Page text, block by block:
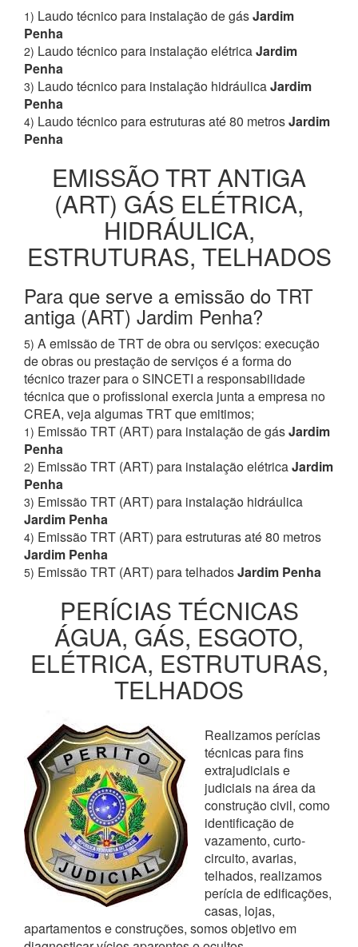
1) Laudo técnico para instalação de gásJardim
Penha
2) Laudo técnico para instalação elétricaJardim
Penha
3) Laudo técnico para instalação hidráulicaJardim
Penha
4) Laudo técnico para estruturas até 80 metrosJardim
Penha
EMISSÃO TRT ANTIGA
(ART) GÁS ELÉTRICA,
HIDRÁULICA,
ESTRUTURAS, TELHADOS
Para que serve a emissão do TRT
antiga (ART) Jardim Penha?
5) A emissão de TRT de obra ou serviços: execução
de obras ou prestação de serviços é a forma do
técnico trazer para o SINCETI a responsabilidade
técnica que o profissional exercia junta a empresa no
CREA, veja algumas TRT que emitimos;
1) Emissão TRT (ART) para instalação de gásJardim
Penha
2) Emissão TRT (ART) para instalação elétricaJardim
Penha
3) Emissão TRT (ART) para instalação hidráulica
Jardim Penha
4) Emissão TRT (ART) para estruturas até 80 metros
Jardim Penha
5) Emissão TRT (ART) para telhadosJardim Penha
PERÍCIAS TÉCNICAS
ÁGUA, GÁS, ESGOTO,
ELÉTRICA, ESTRUTURAS,
TELHADOS
Realizamos perícias
técnicas para fins
extrajudiciais e
judiciais na área da
construção civil, como
identificação de
vazamento, curto-
circuito, avarias,
telhados, realizamos
perícia de edificações,
casas, lojas,
apartamentos e construções, somos objetivo em